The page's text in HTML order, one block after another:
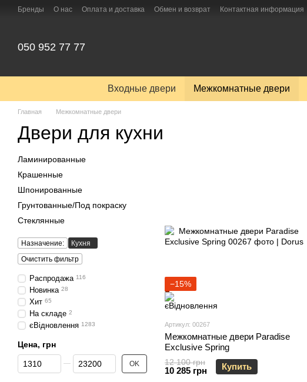
Перейти к основному контенту
Бренды О нас Оплата и доставка Обмен и возврат Контактная информация
050 952 77 77
Входные двери Межкомнатные двери
Главная Межкомнатные двери
Двери для кухни
−15%
Артикул: 00267
Межкомнатные двери Paradise
Exclusive Spring
12 100 грн
10 285 грн Купить
Ламинированные
Крашенные
Шпонированные
Грунтованные/Под покраску
Стеклянные
Назначение:
Кухня
Очистить фильтр
Распродажа 116
Новинка 28
Хит 65
На складе 2
єВідновлення 1283
Цена, грн
От Цена, грн
До Цена, грн OK